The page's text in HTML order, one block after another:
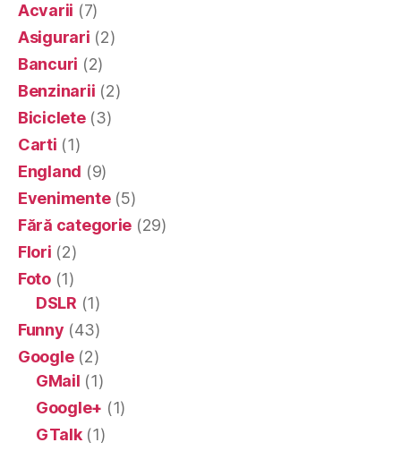
Acvarii (7)
Asigurari (2)
Bancuri (2)
Benzinarii (2)
Biciclete(3)
Carti (1)
England (9)
Evenimente(5)
Fără categorie (29)
Flori (2)
Foto(1)
DSLR (1)
Funny (43)
Google(2)
GMail (1)
Google+ (1)
GTalk(1)